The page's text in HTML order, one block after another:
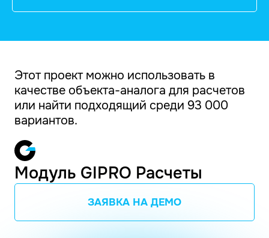
Этот проект можно использовать в
качестве объекта-аналога для расчетов
или найти подходящий среди 93 000
вариантов.
Модуль GIPRO Расчеты
ЗАЯВКА НА ДЕМО